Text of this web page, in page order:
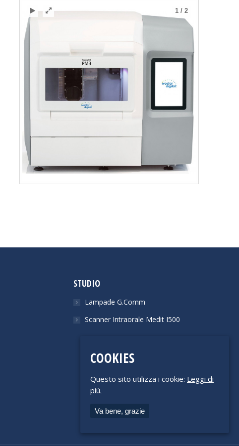
1 / 2
STUDIO
Lampade G.Comm
Scanner Intraorale Medit I500
COOKIES
Questo sito utilizza i cookie: Leggi di
più.
Va bene, grazie